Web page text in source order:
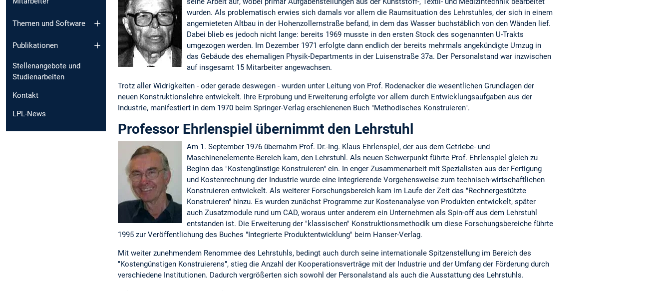
Themen und Software
Publikationen
Stellenangebote und
Studienarbeiten
Kontakt
LPL-News
wurden. Als problematisch erwies sich damals vor allem die Raumsituation des Lehrstuhles, der sich in einem
angemieteten Altbau in der Hohenzollernstraße befand, in dem das Wasser buchstäblich von den Wänden lief.
Dabei blieb es jedoch nicht lange: bereits 1969 musste in den ersten Stock des sogenannten U-Trakts
umgezogen werden. Im Dezember 1971 erfolgte dann endlich der bereits mehrmals angekündigte Umzug in
das Gebäude des ehemaligen Physik-Departments in der Luisenstraße 37a. Der Personalstand war inzwischen
auf insgesamt 15 Mitarbeiter angewachsen.
Trotz aller Widrigkeiten - oder gerade deswegen - wurden unter Leitung von Prof. Rodenacker die wesentlichen Grundlagen der
neuen Konstruktionslehre entwickelt. Ihre Erprobung und Erweiterung erfolgte vor allem durch Entwicklungsaufgaben aus der
Industrie, manifestiert in dem 1970 beim Springer-Verlag erschienenen Buch "Methodisches Konstruieren".
Professor Ehrlenspiel übernimmt den Lehrstuhl
Am 1. September 1976 übernahm Prof. Dr.-Ing. Klaus Ehrlenspiel, der aus dem Getriebe- und
Maschinenelemente-Bereich kam, den Lehrstuhl. Als neuen Schwerpunkt führte Prof. Ehrlenspiel gleich zu
Beginn das "Kostengünstige Konstruieren" ein. In enger Zusammenarbeit mit Spezialisten aus der Fertigung
und Kostenrechnung der Industrie wurde eine integrierende Vorgehensweise zum technisch-wirtschaftlichen
Konstruieren entwickelt. Als weiterer Forschungsbereich kam im Laufe der Zeit das "Rechnergestützte
Konstruieren" hinzu. Es wurden zunächst Programme zur Kostenanalyse von Produkten entwickelt, später
auch Zusatzmodule rund um CAD, woraus unter anderem ein Unternehmen als Spin-off aus dem Lehrstuhl
entstanden ist. Die Erweiterung der "klassischen" Konstruktionsmethodik um diese Forschungsbereiche führte
1995 zur Veröffentlichung des Buches "Integrierte Produktentwicklung" beim Hanser-Verlag.
Mit weiter zunehmendem Renommee des Lehrstuhls, bedingt auch durch seine internationale Spitzenstellung im Bereich des
"Kostengünstigen Konstruierens", stieg die Anzahl der Kooperationsverträge mit der Industrie und der Umfang der Förderung durch
verschiedene Institutionen. Dadurch vergrößerten sich sowohl der Personalstand als auch die Ausstattung des Lehrstuhls.